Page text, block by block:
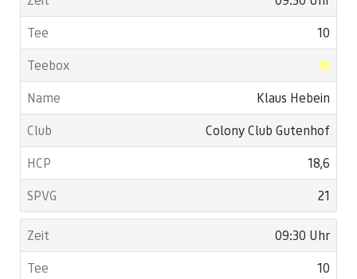
10
Klaus Hebein
Colony Club Gutenhof
18,6
21
09:30 Uhr
10